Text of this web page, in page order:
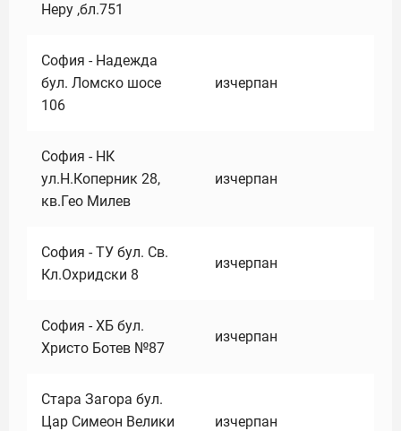
Неру ,бл.751
София - Надежда
бул. Ломско шосе
106
изчерпан
София - НК
ул.Н.Коперник 28,
кв.Гео Милев
изчерпан
София - ТУ бул. Св.
Кл.Охридски 8
изчерпан
София - ХБ бул.
Христо Ботев №87
изчерпан
Стара Загора бул.
Цар Симеон Велики
изчерпан